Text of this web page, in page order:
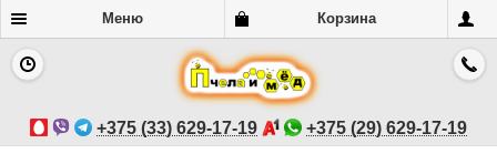
Меню Корзина
+375 (33) 629-17-19 +375 (29) 629-17-19